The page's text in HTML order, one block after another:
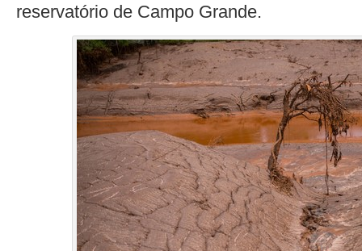
reservatório de Campo Grande.